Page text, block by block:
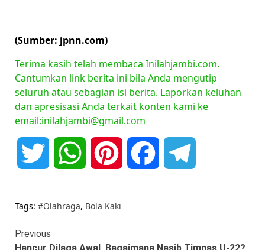
(Sumber: jpnn.com)
Terima kasih telah membaca Inilahjambi.com.
Cantumkan link berita ini bila Anda mengutip
seluruh atau sebagian isi berita. Laporkan keluhan
dan apresisasi Anda terkait konten kami ke
email:inilahjambi@gmail.com
Twitter WhatsAppPinterest Facebook
Tags: #Olahraga, Bola Kaki
Continue
Previous